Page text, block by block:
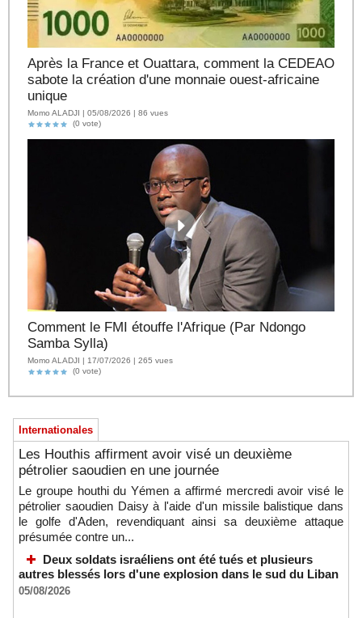
Après la France et Ouattara, comment la CEDEAO
sabote la création d'une monnaie ouest-africaine
unique
Momo ALADJI | 05/08/2026 | 86 vues
(0 vote)
Comment le FMI étouffe l'Afrique (Par Ndongo
Samba Sylla)
Momo ALADJI | 17/07/2026 | 265 vues
(0 vote)
Internationales
Les Houthis affirment avoir visé un deuxième
pétrolier saoudien en une journée
Le groupe houthi du Yémen a affirmé mercredi avoir visé le
pétrolier saoudien Daisy à l'aide d'un missile balistique dans
le golfe d'Aden, revendiquant ainsi sa deuxième attaque
présumée contre un...
Deux soldats israéliens ont été tués et plusieurs
autres blessés lors d'une explosion dans le sud du Liban
05/08/2026